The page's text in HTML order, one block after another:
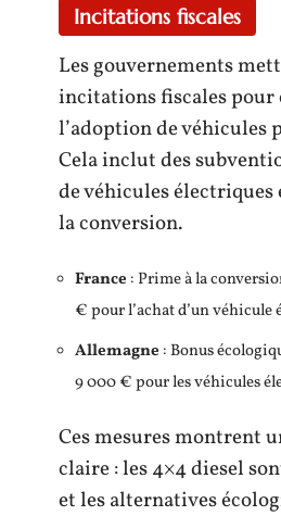
Incitations fiscales
Les gouvernements
incitations fiscales pour
l’adoption de véhicules
Cela inclut des
de véhicules électriques
la conversion.
France : Prime à la
€ pour l’achat d’un véhicule
Allemagne : Bonus
9 000 € pour les véhicules
Ces mesures montrent
claire : les 4×4 diesel
et les alternatives